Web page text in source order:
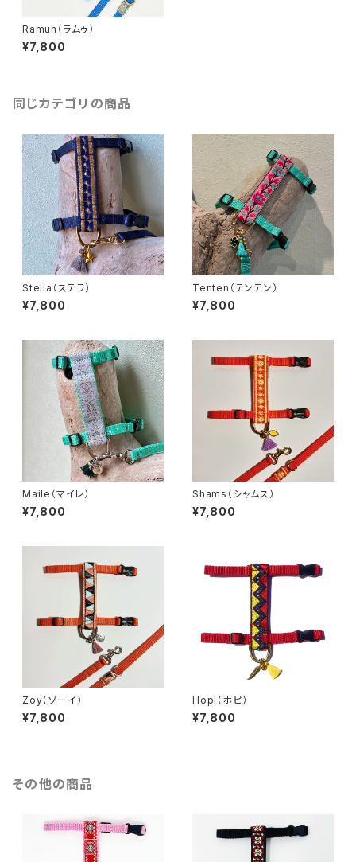
Ramuh（ラムゥ）
¥7,800
同じカテゴリの商品
Stella（ステラ）
¥7,800
Tenten（テンテン）
¥7,800
Maile（マイレ）
¥7,800
Shams（シャムス）
¥7,800
Zoy（ゾーイ）
¥7,800
Hopi（ホピ）
¥7,800
その他の商品